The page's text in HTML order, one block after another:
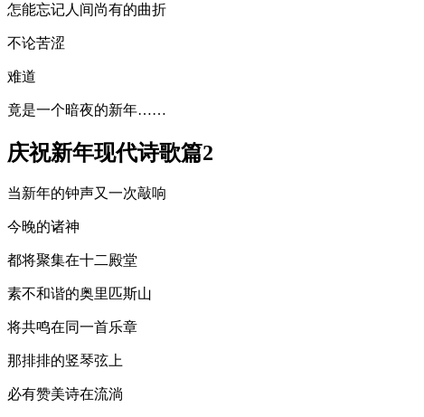
怎能忘记人间尚有的曲折
不论苦涩
难道
竟是一个暗夜的新年……
庆祝新年现代诗歌篇2
当新年的钟声又一次敲响
今晚的诸神
都将聚集在十二殿堂
素不和谐的奥里匹斯山
将共鸣在同一首乐章
那排排的竖琴弦上
必有赞美诗在流淌